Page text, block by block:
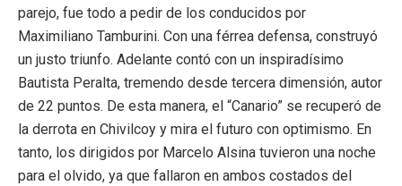
parejo, fue todo a pedir de los conducidos por
Maximiliano Tamburini. Con una férrea defensa, construyó
un justo triunfo. Adelante contó con un inspiradísimo
Bautista Peralta, tremendo desde tercera dimensión, autor
de 22 puntos. De esta manera, el “Canario” se recuperó de
la derrota en Chivilcoy y mira el futuro con optimismo. En
tanto, los dirigidos por Marcelo Alsina tuvieron una noche
para el olvido, ya que fallaron en ambos costados del